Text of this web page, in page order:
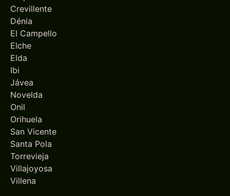
Crevillente
Dénia
El Campello
Elche
Elda
Ibi
Jávea
Novelda
Onil
Orihuela
San Vicente
Santa Pola
Torrevieja
Villajoyosa
Villena